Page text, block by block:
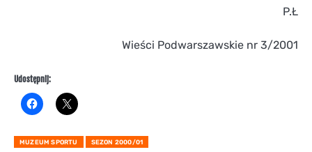
P.Ł
Wieści Podwarszawskie nr 3/2001
Udostępnij:
MUZEUM SPORTU SEZON 2000/01